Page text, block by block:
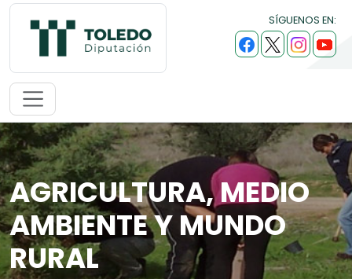
SÍGUENOS EN:
AGRICULTURA, MEDIO
AMBIENTE Y MUNDO
RURAL